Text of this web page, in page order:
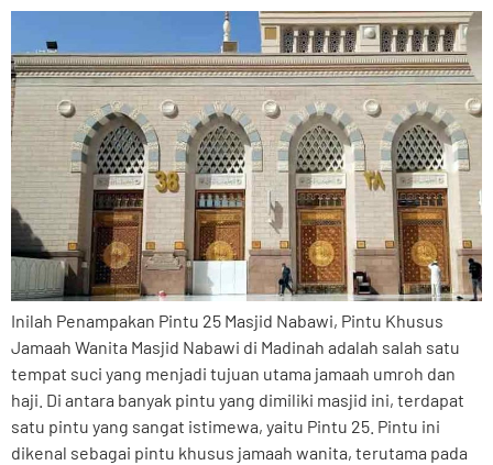
Inilah Penampakan Pintu 25 Masjid Nabawi, Pintu Khusus
Jamaah Wanita Masjid Nabawi di Madinah adalah salah satu
tempat suci yang menjadi tujuan utama jamaah umroh dan
haji. Di antara banyak pintu yang dimiliki masjid ini, terdapat
satu pintu yang sangat istimewa, yaitu Pintu 25. Pintu ini
dikenal sebagai pintu khusus jamaah wanita, terutama pada